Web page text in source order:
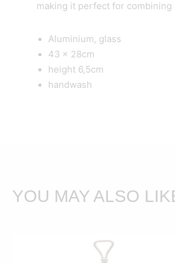
making it perfect for
Aluminium, glass
43 x 28cm
height 6,5cm
handwash
YOU MAY ALSO